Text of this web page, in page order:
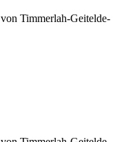
von Timmerlah-Geitelde-